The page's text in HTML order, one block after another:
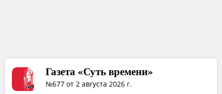
Газета «Суть времени»
№677 от 2 августа 2026 г.